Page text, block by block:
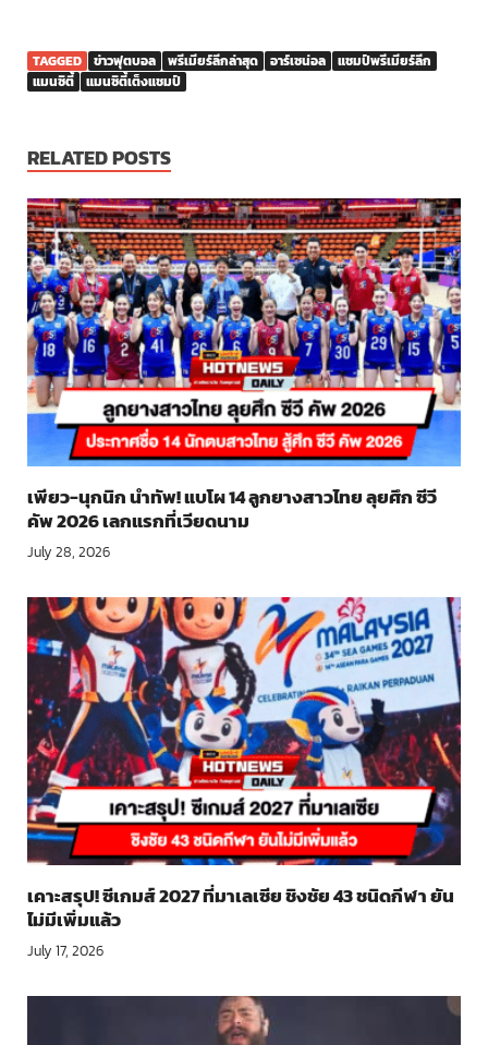
TAGGED ข่าวฟุตบอล พรีเมียร์ลีกล่าสุด อาร์เซน่อล
แชมป์พรีเมียร์ลีก
แมนซิตี้
แมนซิตี้เต็งแชมป์
RELATED POSTS
เพียว-นุกนิก นำทัพ! แบโผ 14 ลูกยางสาวไทย ลุยศึก ซีวี
คัพ 2026 เลกแรกที่เวียดนาม
July 28, 2026
เคาะสรุป! ซีเกมส์ 2027 ที่มาเลเซีย ชิงชัย 43 ชนิดกีฬา ยัน
ไม่มีเพิ่มแล้ว
July 17, 2026